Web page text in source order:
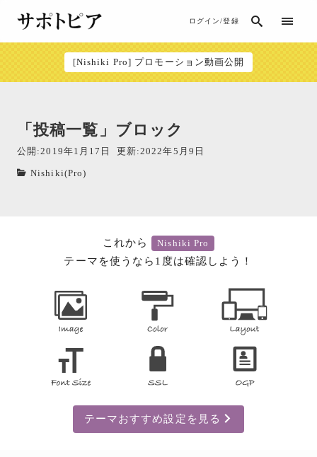
ログイン/登録
[Nishiki Pro] プロモーション動画公開
「投稿一覧」ブロック
公開:2019年1月17日 更新:2022年5月9日
Nishiki(Pro)
これから Nishiki Pro
テーマを使うなら1度は確認しよう！
テーマおすすめ設定を見る